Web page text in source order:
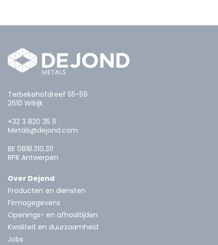
Terbekehofdreef 55-59
2610 Wilrijk
+32 3 820 35 11
Metals@dejond.com
BE 0818.310.311
RPR Antwerpen
Over Dejond
Producten en diensten
Firmagegevens
Openings- en afhaaltijden
Kwaliteit en duurzaamheid
Jobs